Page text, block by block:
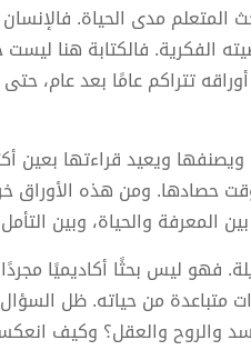
مدى الحياة.
الفكرية. فالكتابة هنا
تتراكم عامًا بعد عام،
ويعيد قراءتها بعين
حصادها. ومن هذه الأوراق
والحياة، وبين
فهو ليس بحثًا أكاديميًا
متباعدة من حياته. ظل
والروح والعقل؟ وكيف